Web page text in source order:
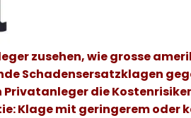
zusehen, wie grosse
Schadensersatzklagen
die
Klage mit geringerem oder